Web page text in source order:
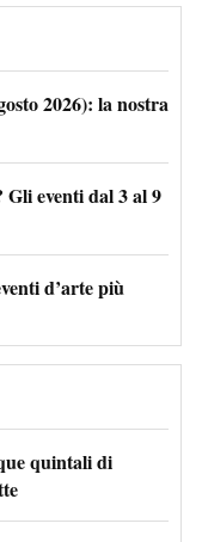
2026): la nostra
Gli eventi dal 3 al 9
d’arte più
quintali di